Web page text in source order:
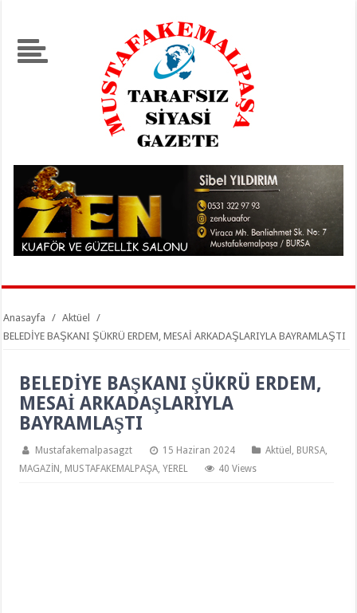
Anasayfa / Aktüel
/
BELEDİYE BAŞKANI ŞÜKRÜ ERDEM, MESAİ ARKADAŞLARIYLA BAYRAMLAŞTI
BELEDİYE BAŞKANI ŞÜKRÜ ERDEM,
MESAİ ARKADAŞLARIYLA
BAYRAMLAŞTI
Mustafakemalpasagzt 15 Haziran 2024 Aktüel BURSA,
MAGAZİN MUSTAFAKEMALPAŞA ,YEREL 40 Views